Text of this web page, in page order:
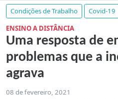
Condições de Trabalho
Covid-19
ENSINO A DISTÂNCIA
Uma resposta de
problemas que a
agrava
08 de fevereiro, 2021